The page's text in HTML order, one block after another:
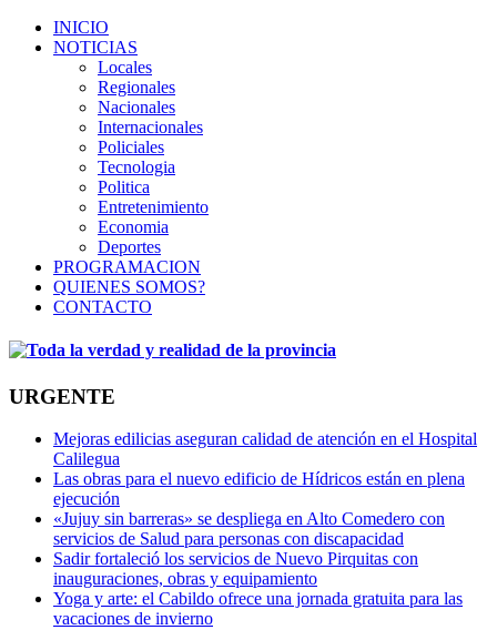
INICIO
NOTICIAS
Locales
Regionales
Nacionales
Internacionales
Policiales
Tecnologia
Politica
Entretenimiento
Economia
Deportes
PROGRAMACION
QUIENES SOMOS?
CONTACTO
URGENTE
Mejoras edilicias aseguran calidad de atención en el Hospital
Calilegua
Las obras para el nuevo edificio de Hídricos están en plena
ejecución
«Jujuy sin barreras» se despliega en Alto Comedero con
servicios de Salud para personas con discapacidad
Sadir fortaleció los servicios de Nuevo Pirquitas con
inauguraciones, obras y equipamiento
Yoga y arte: el Cabildo ofrece una jornada gratuita para las
vacaciones de invierno